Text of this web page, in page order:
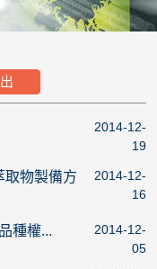
2014-12-
19
取物製備方
2014-12-
16
種權...
2014-12-
05